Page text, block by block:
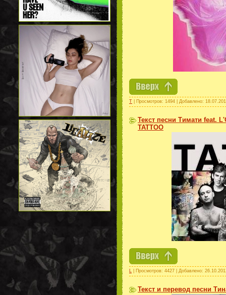
Т | Просмотров: 1494 | Добавлено:
Текст песни Тимати feat.
TATTOO
| Просмотров: 4427 | Добавлено:
Текст и перевод песни